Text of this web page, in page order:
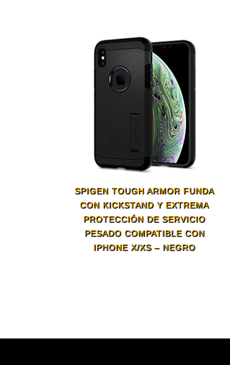
SPIGEN TOUGH ARMOR FUNDA
CON KICKSTAND Y EXTREMA
PROTECCIÓN DE SERVICIO
PESADO COMPATIBLE CON
IPHONE X/XS – NEGRO